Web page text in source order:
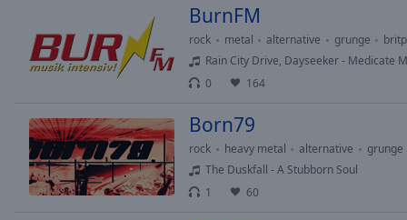
Font
Edge
Style
BurnFM
rock metal alternative grunge
Rain City Drive, Dayseeker - Medicate
0
164
Born79
rock heavy metal alternative grunge
The Duskfall - A Stubborn Soul
1
60